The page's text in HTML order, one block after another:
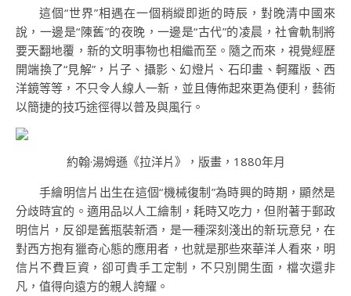
這個“世界”相遇在一個稍縱即逝的時辰，對晚清中國來
說，一邊是“陳舊”的夜晚，一邊是“古代”的凌晨，社會軌制將
要天翻地覆，新的文明事物也相繼而至。隨之而來，視覺經歷
開端換了“見解”，片子、攝影、幻燈片、石印畫、軻羅版、西
洋鏡等等，不只令人線人一新，並且傳佈起來更為便利，藝術
以簡捷的技巧途徑得以普及與風行。
約翰·湯姆遜《拉洋片》，版畫，1880年月
手繪明信片出生在這個“機械復制”為時興的時期，顯然是
分歧時宜的。適用品以人工繪制，耗時又吃力，但附著于郵政
明信片，反卻是舊瓶裝新酒，是一種深刻淺出的新玩意兒，在
對西方抱有獵奇心態的應用者，也就是那些來華洋人看來，明
信片不費巨資，卻可貴手工定制，不只別開生面，檔次還非
凡，值得向遠方的親人誇耀。